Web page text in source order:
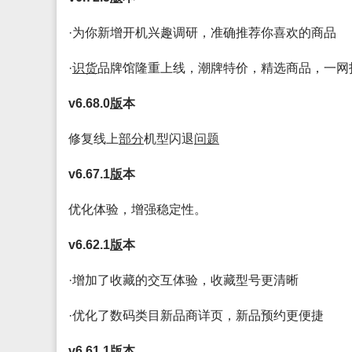
·为你新增开机兴趣调研，准确推荐你喜欢的商品
·识货品牌馆隆重上线，潮牌特价，精选商品，一网
v6.68.0版本
修复线上部分机型闪退问题
v6.67.1版本
优化体验，增强稳定性。
v6.62.1版本
·增加了收藏的交互体验，收藏型号更清晰
·优化了数码类目新品商详页，新品预约更便捷